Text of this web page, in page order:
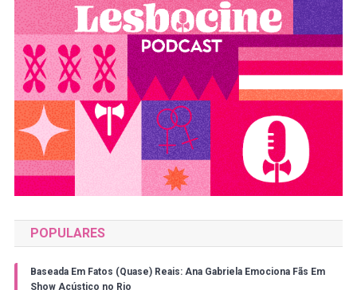
POPULARES
Baseada Em Fatos (Quase) Reais: Ana Gabriela Emociona Fãs Em
Show Acústico no Rio